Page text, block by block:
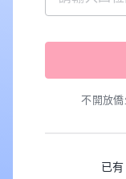
不開放
已